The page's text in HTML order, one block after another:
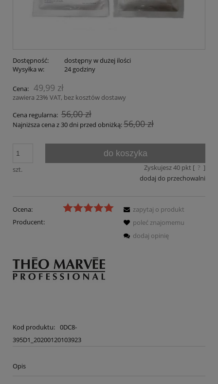
Dostępność:
dostępny w dużej ilości
Wysyłka w:
24 godziny
Cena: 49,99 zł
zawiera 23% VAT, bez kosztów dostawy
Cena regularna: 56,00 zł
Najniższa cena z 30 dni przed obniżką:56,00 zł
szt.
do koszyka
Zyskujesz40pkt [ ? ]
dodaj do przechowalni
Ocena:
Producent:
Kod produktu: 0DC8-
395D1_20200120103923
zapytaj o produkt
poleć znajomemu
dodaj opinię
Opis